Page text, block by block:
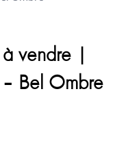
vendre |
Bel Ombre